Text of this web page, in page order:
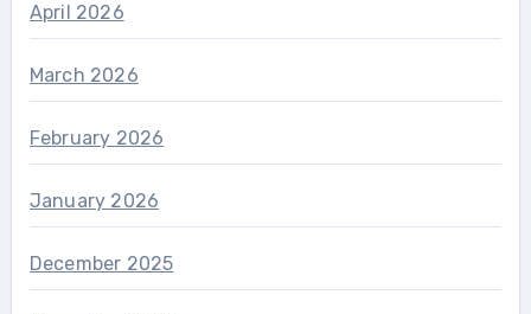
April 2026
March 2026
February 2026
January 2026
December 2025